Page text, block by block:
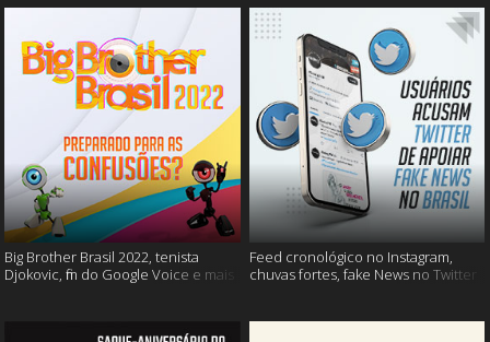
Big Brother Brasil 2022, tenista
Djokovic, fim do Google Voice e mais
Feed cronológico no Instagram,
chuvas fortes, fake News no Twitter